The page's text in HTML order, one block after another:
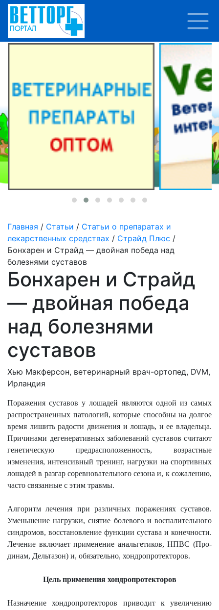
Главная / Статьи / Статьи о препаратах и
лекарственных средствах / Страйд Плюс /
Бонхарен и Страйд — двойная победа над
болезнями суставов
Бонхарен и Страйд
— двойная победа
над болезнями
суставов
Хью Макферсон, ветеринарный врач-ортопед, DVM,
Ирландия
Поражения суставов у лошадей являются одной из самых
распространенных патологий, которые способны на долгое
время лишить радости движения и лошадь, и ее владельца.
Причинами дегенеративных заболеваний суставов считают
генетическую предрасположенность, возрастные
изменения, интенсивный тренинг, нагрузки на спортивных
лошадей в разгар соревновательного сезона и, к сожалению,
часто связанные с этим травмы.
Алгоритм лечения при различных поражениях суставов.
Уменьшение нагрузки, снятие болевого и воспалительного
синдромов, восстановление функции сустава и конечности.
Лечение включает применение анальгетиков, НПВС (Про-
динам, Дельтазон) и, обязательно, хондропротекторов.
Цель применения хондропротекторов
Назначение хондропротекторов приводит к увеличению